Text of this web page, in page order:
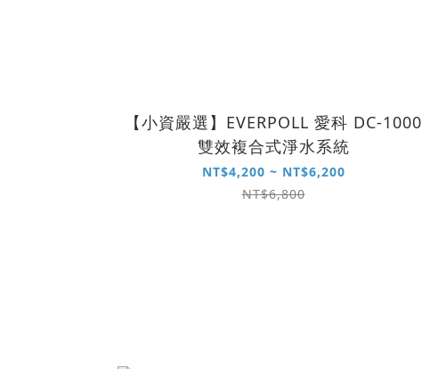
【小資嚴選】EVERPOLL 愛科 DC-1000
雙效複合式淨水系統
NT$4,200 ~ NT$6,200
NT$6,800